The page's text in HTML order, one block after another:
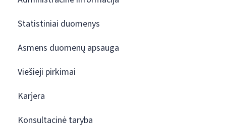
Statistiniai duomenys
Asmens duomenų apsauga
Viešieji pirkimai
Karjera
Konsultacinė taryba